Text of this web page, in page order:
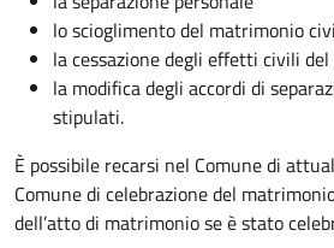
lo scioglimento del matrimonio
la cessazione degli effetti civili
la modifica degli accordi di
stipulati.
È possibile recarsi nel Comune di
Comune di celebrazione del
dell’atto di matrimonio se è stato